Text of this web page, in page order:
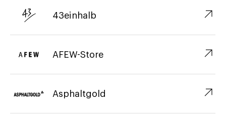
43einhalb ↗︎
AFEW-Store ↗︎
Asphaltgold ↗︎